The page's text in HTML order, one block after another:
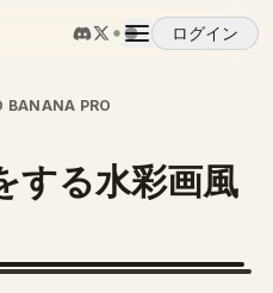
ログイン
BANANA PRO
する水彩画風